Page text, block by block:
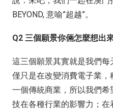
BEYOND, 意喻”超越”。
Q2 三個願景你倆怎麼想出
這三個願景其實就是我們
僅只是在改變消費電子業
一個傳統商業，所以我們希
技在各種行業的影響力；